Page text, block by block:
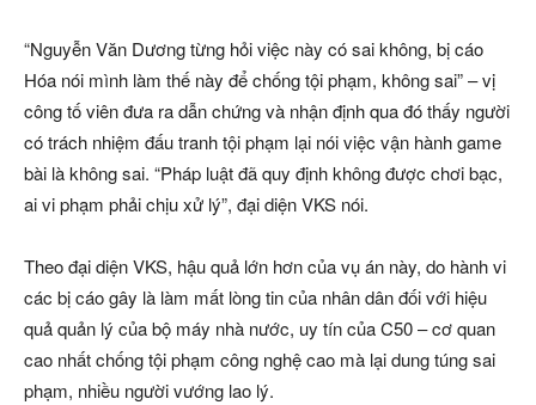
“Nguyễn Văn Dương từng hỏi việc này có sai không, bị cáo
Hóa nói mình làm thế này để chống tội phạm, không sai” – vị
công tố viên đưa ra dẫn chứng và nhận định qua đó thấy người
có trách nhiệm đấu tranh tội phạm lại nói việc vận hành game
bài là không sai. “Pháp luật đã quy định không được chơi bạc,
ai vi phạm phải chịu xử lý”, đại diện VKS nói.
Theo đại diện VKS, hậu quả lớn hơn của vụ án này, do hành vi
các bị cáo gây là làm mất lòng tin của nhân dân đối với hiệu
quả quản lý của bộ máy nhà nước, uy tín của C50 – cơ quan
cao nhất chống tội phạm công nghệ cao mà lại dung túng sai
phạm, nhiều người vướng lao lý.